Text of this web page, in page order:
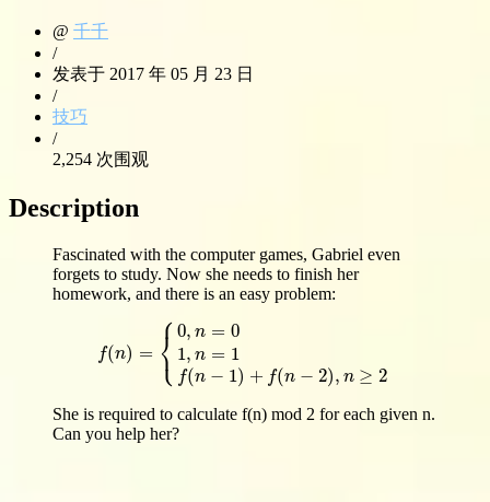
@ 千千
/
发表于 2017 年 05 月 23 日
/
技巧
/
2,254 次围观
Description
Fascinated with the computer games, Gabriel even
forgets to study. Now she needs to finish her
homework, and there is an easy problem:
f(n) = ⎧
⎩
⎨ 0, n = 0
1, n = 1
f(n − 1) + f(n − 2), n ≥ 2
f(n )= 0 n= 01 ,n =1
She is required to calculate f(n) mod 2 for each given n.
Can you help her?